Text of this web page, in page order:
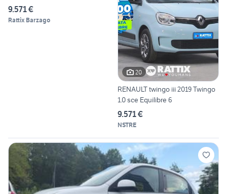
9.571 €
Rattix Barzago
20
RENAULT twingo iii 2019 Twingo
1.0 sce Equilibre 6
9.571 €
NSTRE